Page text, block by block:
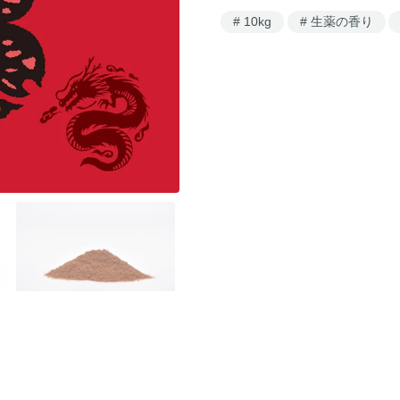
10kg 生薬の香り